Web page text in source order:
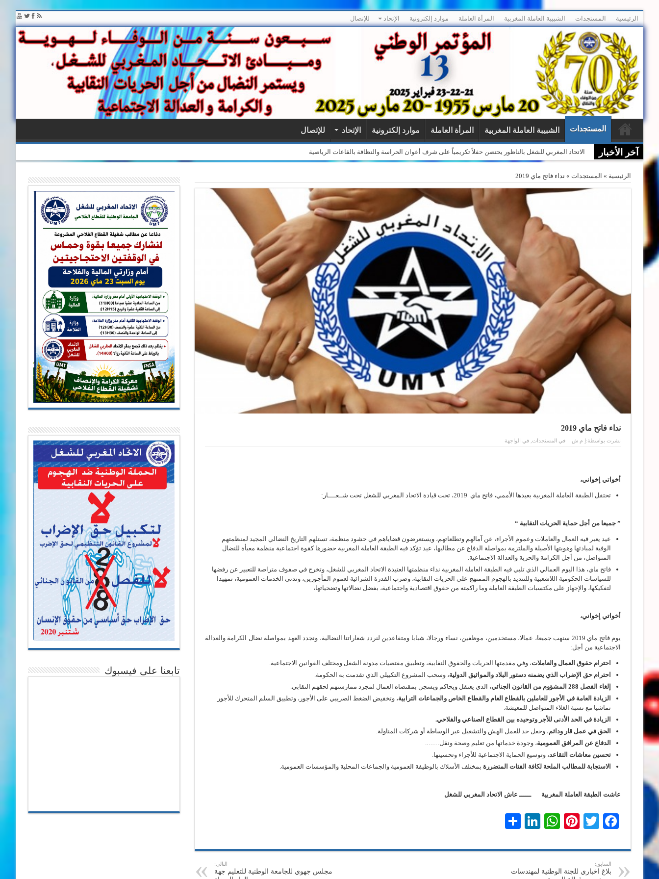
الرئيسية المستجدات الشبيبة العاملة المغربية المرأة العاملة موارد إلكترونية الإتحاد للإتصال
المستجدات الشبيبة العاملة المغربية المرأة العاملة موارد إلكترونية الإتحاد للإتصال
آخر الأخبار الاتحاد المغربي للشغل بالناظور يحتضن حفلاً تكريمياً على شرف أعوان الحراسة والنظافة بالقاعات الرياضية
الرئيسية » المستجدات » نداء فاتح ماي 2019
نداء فاتح ماي 2019
نشرت بواسطة:إ م ش في المستجدات في الواجهة
أخواتي إخواني،
تحتفل الطبقة العاملة المغربية بعيدها الأممي، فاتح ماي 2019، تحت قيادة الاتحاد المغربي للشغل تحت شــعــــار:
” جميعا من أجل حماية الحريات النقابية “
عيد يعبر فيه العمال والعاملات وعموم الأجراء، عن آمالهم وتطلعاتهم، ويستعرضون قضاياهم في حشود منظمة، تستلهم التاريخ النضالي المجيد لمنظمتهم
الوفية لمبادئها وهويتها الأصيلة والملتزمة بمواصلة الدفاع عن مطالبها، عيد تؤكد فيه الطبقة العاملة المغربية حضورها كقوة اجتماعية منظمة معبأة للنضال
المتواصل، من أجل الكرامة والحرية والعدالة الاجتماعية.
فاتح ماي، هذا اليوم العمالي الذي تلبي فيه الطبقة العاملة المغربية نداء منظمتها العتيدة الاتحاد المغربي للشغل، وتخرج في صفوف متراصة للتعبير عن رفضها
للسياسات الحكومية اللاشعبية وللتنديد بالهجوم الممنهج على الحريات النقابية، وضرب القدرة الشرائية لعموم المأجورين، وتدني الخدمات العمومية، تمهيدا
لتفكيكها، والإجهاز على مكتسبات الطبقة العاملة وما راكمته من حقوق اقتصادية واجتماعية، بفضل نضالاتها وتضحياتها،
أخواتي إخواني،
يوم فاتح ماي 2019 سنهب جميعا، عمالا، مستخدمين، موظفين، نساء ورجالا، شبابا ومتقاعدين لنردد شعاراتنا النضالية، ونجدد العهد بمواصلة نضال الكرامة والعدالة
الاجتماعية من أجل:
احترام حقوق العمال والعاملات، وفي مقدمتها الحريات والحقوق النقابية، وتطبيق مقتضيات مدونة الشغل ومختلف القوانين الاجتماعية.
احترام حق الإضراب الذي يضمنه دستور البلاد والمواثيق الدولية، وسحب المشروع التكبيلي الذي تقدمت به الحكومة.
إلغاء الفصل 288 المشؤوم من القانون الجنائي
، الذي يعتقل ويحاكم ويسجن بمقتضاه العمال لمجرد ممارستهم لحقهم النقابي.
الزيادة العامة في الأجور للعاملين بالقطاع العام والقطاع الخاص والجماعات الترابية، وتخفيض الضغط الضريبي على الأجور، وتطبيق السلم المتحرك للأجور
تماشيا مع نسبة الغلاء المتواصل للمعيشة.
الزيادة في الحد الأدنى للأجر وتوحيده بين القطاع الصناعي والفلاحي.
الحق في عمل قار ودائم، وجعل حد للعمل الهش والتشغيل عبر الوساطة أو شركات المناولة.
الدفاع عن المرافق العمومية، وجودة خدماتها من تعليم وصحة ونقل…….
تحسين معاشات التقاعد، وتوسيع الحماية الاجتماعية للأجراء وتحسينها.
الاستجابة للمطالب الملحة لكافة الفئات المتضررة بمختلف الأسلاك بالوظيفة العمومية والجماعات المحلية والمؤسسات العمومية.
عاشت الطبقة العاملة المغربية ــــــ عاش الاتحاد المغربي للشغل
Facebook
Twitter
Pinterest
WhatsApp
LinkedIn
السابق:
بلاغ اخباري للجنة الوطنية لمهندسات
التالي:
مجلس جهوي للجامعة الوطنية للتعليم جهة
تابعنا على فيسبوك